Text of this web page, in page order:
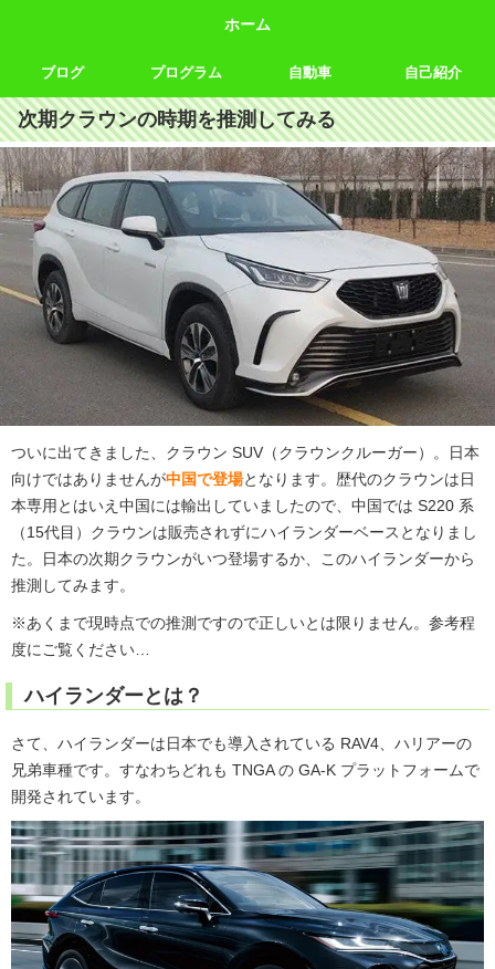
ホーム
ブログ プログラム 自動車 自己紹介
次期クラウンの時期を推測してみる
ついに出てきました、クラウン SUV（クラウンクルーガー）。日本
向けではありませんが中国で登場となります。歴代のクラウンは日
本専用とはいえ中国には輸出していましたので、中国では S220 系
（15代目）クラウンは販売されずにハイランダーベースとなりまし
た。日本の次期クラウンがいつ登場するか、このハイランダーから
推測してみます。
※あくまで現時点での推測ですので正しいとは限りません。参考程
度にご覧ください…
ハイランダーとは？
さて、ハイランダーは日本でも導入されている RAV4、ハリアーの
兄弟車種です。すなわちどれも TNGA の GA-K プラットフォームで
開発されています。